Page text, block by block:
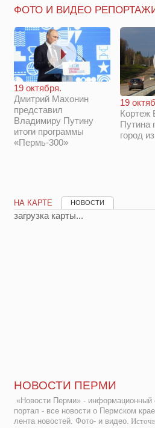
ФОТО И ВИДЕО
19 октября.
Дмитрий Махонин
представил
Владимиру Путину
итоги программы
«Пермь-300»
19
Кортеж
Путина
город
НА КАРТЕ НОВОСТИ
загрузка карты...
НОВОСТИ ПЕРМИ
«Новости Перми» - информационный
портал - все новости о Пермском
лента новостей. Фото- и видео.